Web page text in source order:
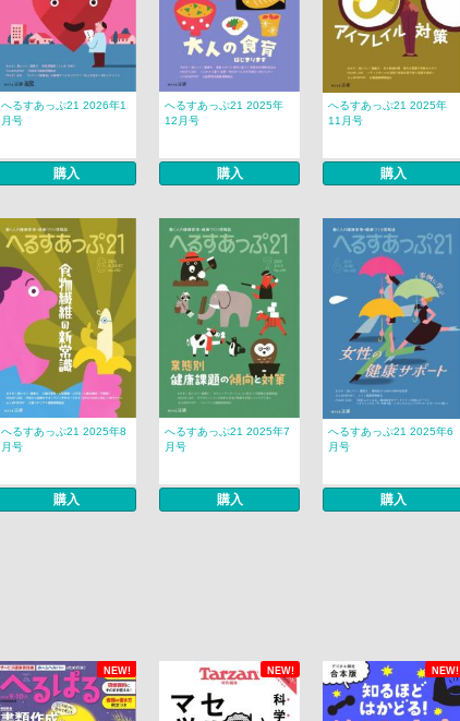
へるすあっぷ21 2026年1
月号
購入
へるすあっぷ21 2025年
12月号
購入
へるすあっぷ21 2025年
11月号
購入
へるすあっぷ21 2025年8
月号
購入
へるすあっぷ21 2025年7
月号
購入
へるすあっぷ21 2025年6
月号
購入
NEW! NEW! NEW!